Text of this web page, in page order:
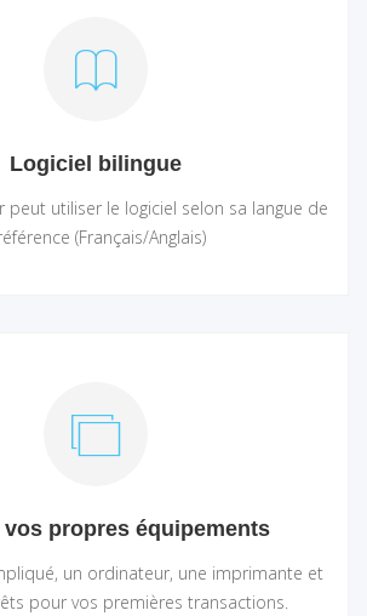
Logiciel bilingue
peut utiliser le logiciel selon sa langue de
(Français/Anglais)
vos propres équipements
un ordinateur, une imprimante et
pour vos premières transactions.